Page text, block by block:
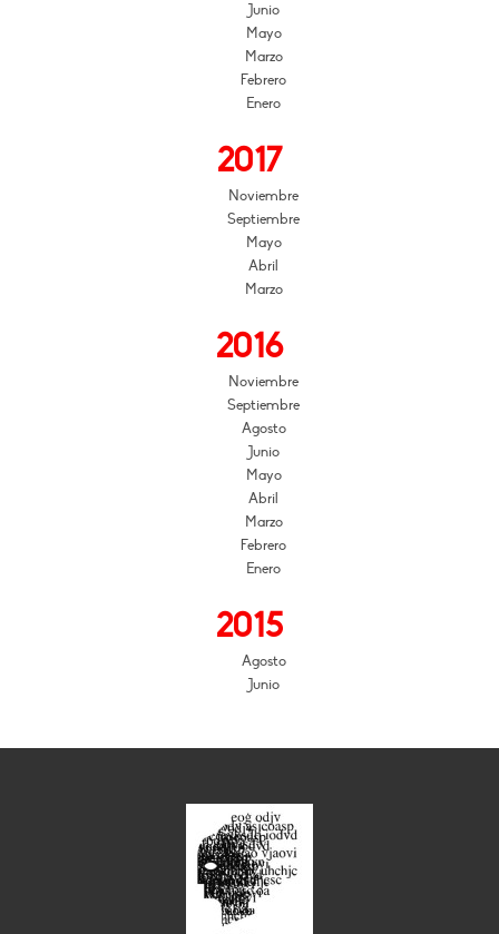
Junio
Mayo
Marzo
Febrero
Enero
2017
Noviembre
Septiembre
Mayo
Abril
Marzo
2016
Noviembre
Septiembre
Agosto
Junio
Mayo
Abril
Marzo
Febrero
Enero
2015
Agosto
Junio